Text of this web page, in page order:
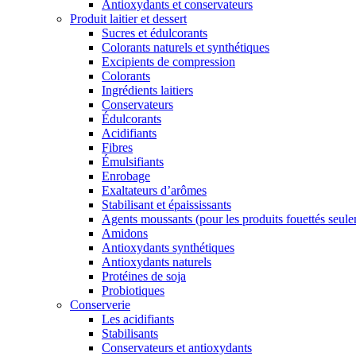
Antioxydants et conservateurs
Produit laitier et dessert
Sucres et édulcorants
Colorants naturels et synthétiques
Excipients de compression
Colorants
Ingrédients laitiers
Conservateurs
Édulcorants
Acidifiants
Fibres
Émulsifiants
Enrobage
Exaltateurs d’arômes
Stabilisant et épaississants
Agents moussants (pour les produits fouettés
Amidons
Antioxydants synthétiques
Antioxydants naturels
Protéines de soja
Probiotiques
Conserverie
Les acidifiants
Stabilisants
Conservateurs et antioxydants